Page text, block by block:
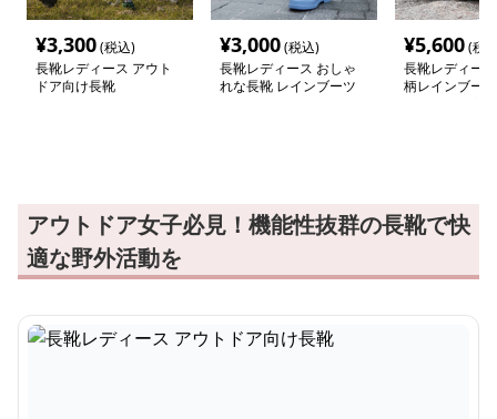
¥3,300(税込)
長靴レディース アウト
ドア向け長靴
¥3,000(税込)
長靴レディース おしゃ
れな長靴 レインブーツ
¥5,600(税
長靴レディー
柄レインブー
アウトドア女子必見！機能性抜群の長靴で快
適な野外活動を